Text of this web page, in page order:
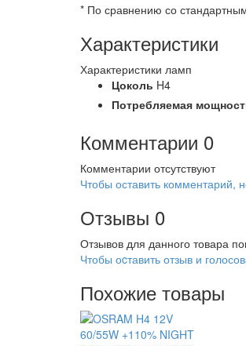
* По сравнению со
Характеристики
Характеристики ламп
Цоколь H4
Потребляемая
Комментарии 0
Комментарии отсутствуют
Чтобы оставить комментарий,
Отзывы 0
Отзывов для данного товара
Чтобы оcтавить отзыв и
Похожие товары